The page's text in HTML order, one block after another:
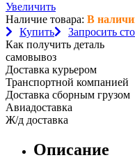
Увеличить
Наличие товара: В
Купить
Запросить
Как получить деталь
самовывоз
Доставка курьером
Транспортной компанией
Доставка сборным грузом
Авиадоставка
Ж/д доставка
Описание